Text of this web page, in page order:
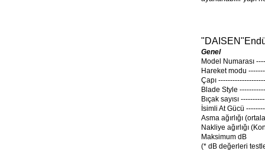
"DAISEN"
Genel
Model Numarası
Hareket modu
Çapı
Blade Style
Bıçak sayısı
İsimli At Gücü
Asma ağırlığı
Nakliye ağırlığı
Maksimum dB
(* dB değerleri